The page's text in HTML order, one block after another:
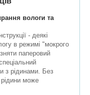
вологи та
- деякі
в режимі "мокрого
паперовий
з рідинами. Без
може